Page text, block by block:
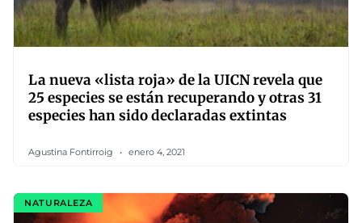
La nueva «lista roja» de la UICN revela que
25 especies se están recuperando y otras 31
especies han sido declaradas extintas
Agustina Fontirroig enero 4, 2021
NATURALEZA